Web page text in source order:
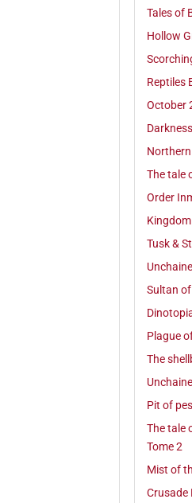
Tales of
Hollow
Reptiles
October
The tale
Order
Tusk &
Sultan
Plague
The
Pit of
The tale
Tome 2
Mist of
Crusade